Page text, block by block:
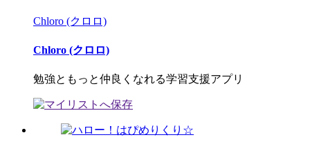
Chloro (クロロ)
Chloro (クロロ)
勉強ともっと仲良くなれる学習支援アプリ